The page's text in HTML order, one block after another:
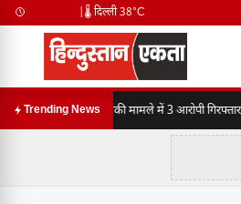
🌡️ दिल्ली 38°C
Trending News
मारपीट, लूट व धमकी मामले में 3 आरोपी गिरफ्तार,